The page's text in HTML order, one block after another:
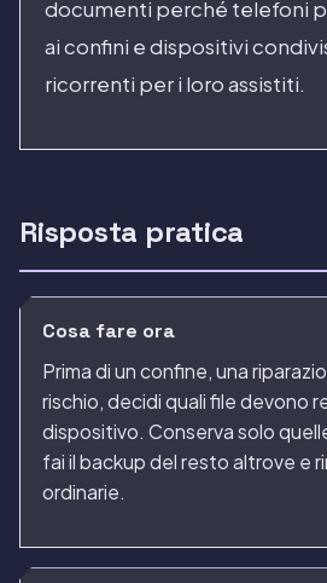
documenti perché telefoni
ai confini e dispositivi
ricorrenti per i loro assistiti.
Risposta pratica
Cosa fare ora
Prima di un confine, una
rischio, decidi quali file devono
dispositivo. Conserva solo
fai il backup del resto altrove e
ordinarie.